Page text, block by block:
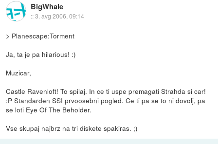
BigWhale
::3. avg 2006, 09:14
> Planescape:Torment
Ja, ta je pa hilarious! :)
Muzicar,
Castle Ravenloft! To spilaj. In ce ti uspe premagati Strahda si car!
:P Standarden SSI prvoosebni pogled. Ce ti pa se to ni dovolj, pa
se loti Eye Of The Beholder.
Vse skupaj najbrz na tri diskete spakiras. ;)